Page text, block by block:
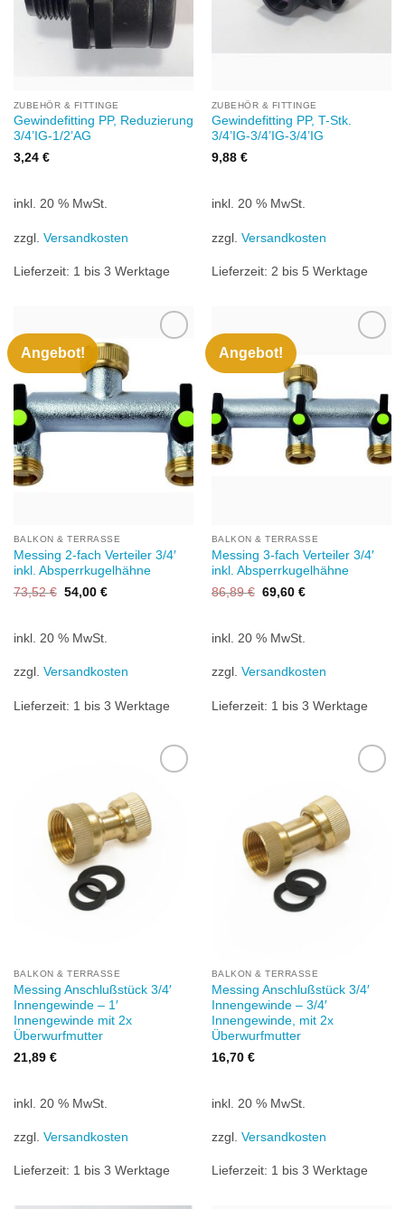
ZUBEHÖR & FITTINGE
Gewindefitting PP, Reduzierung
3/4’IG-1/2’AG
3,24 €
inkl. 20 % MwSt.
zzgl. Versandkosten
Lieferzeit: 1 bis 3 Werktage
ZUBEHÖR & FITTINGE
Gewindefitting PP, T-Stk.
3/4’IG-3/4’IG-3/4’IG
9,88 €
inkl. 20 % MwSt.
zzgl. Versandkosten
Lieferzeit: 2 bis 5 Werktage
Angebot!
Wunschliste
hinzufügen
BALKON & TERRASSE
Messing 2-fach Verteiler 3/4′
inkl. Absperrkugelhähne
73,52€ Ursprünglicher
54,00 €Aktueller
inkl. 20 % MwSt.
zzgl. Versandkosten
Lieferzeit: 1 bis 3 Werktage
Angebot!
BALKON & TERRASSE
Messing 3-fach Verteiler 3/4′
inkl. Absperrkugelhähne
86,89€ Ursprünglicher
69,60 €Aktueller
inkl. 20 % MwSt.
zzgl. Versandkosten
Lieferzeit: 1 bis 3 Werktage
Wunschliste
hinzufügen
BALKON & TERRASSE
Messing Anschlußstück 3/4′
Innengewinde – 1′
Innengewinde mit 2x
Überwurfmutter
21,89 €
inkl. 20 % MwSt.
zzgl. Versandkosten
Lieferzeit: 1 bis 3 Werktage
Wunschliste
hinzufügen
BALKON & TERRASSE
Messing Anschlußstück 3/4′
Innengewinde – 3/4′
Innengewinde, mit 2x
Überwurfmutter
16,70 €
inkl. 20 % MwSt.
zzgl. Versandkosten
Lieferzeit: 1 bis 3 Werktage